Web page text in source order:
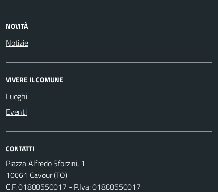
NOVITÀ
Notizie
VIVERE IL COMUNE
Luoghi
Eventi
CONTATTI
Piazza Alfredo Sforzini, 1
10061 Cavour (TO)
C.F. 01888550017 - P.Iva: 01888550017